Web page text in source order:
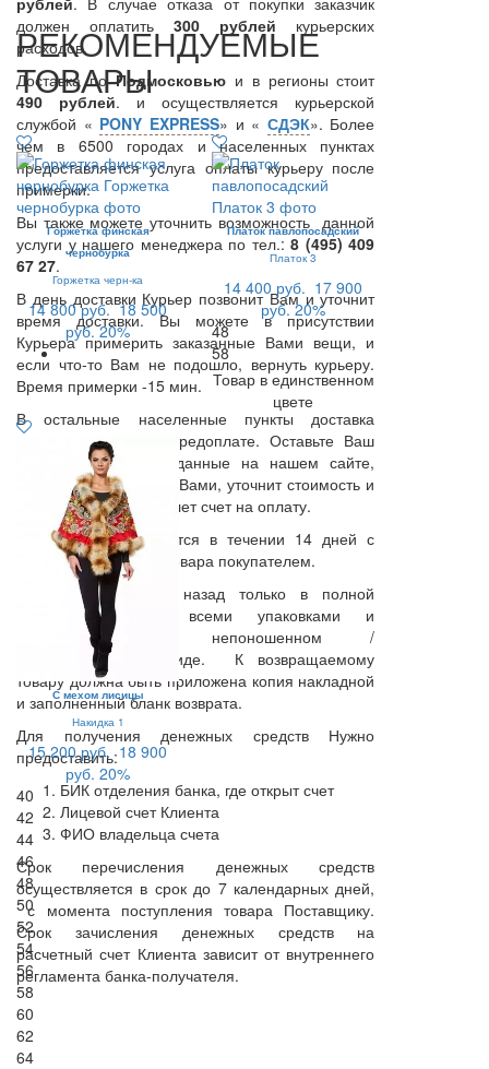
должен оплатить300 рублей курьерских
расходов.
Доставка поПодмосковью и в регионы стоит
490 рублей. и осуществляется курьерской
службой « PONY EXPRESS» и « СДЭК». Более
чем в 6500 городах и населенных пунктах
предоставляется услуга оплаты курьеру после
примерки.
Вы также можете уточнить возможность данной
услуги у нашего менеджера по тел.:8 (495) 409
67 27.
В день доставки Курьер позвонит Вам и уточнит
время доставки. Вы можете в присутствии
Курьера примерить заказанные Вами вещи, и
если что-то Вам не подошло, вернуть курьеру.
Время примерки -15 мин.
В остальные населенные пункты доставка
осуществляется по предоплате. Оставьте Ваш
заказ и контактные данные на нашем сайте,
менеджер свяжется с Вами, уточнит стоимость и
сроки доставки и вышлет счет на оплату.
Возврат осуществляется в течении 14 дней с
момента получения товара покупателем.
Товар принимается назад только в полной
комплектации, со всеми упаковками и
наклейками, в непоношенном /
неиспользованном виде. К возвращаемому
товару должна быть приложена копия накладной
и заполненный бланк возврата.
Для получения денежных средств Нужно
предоставить:
БИК отделения банка, где открыт счет
Лицевой счет Клиента
ФИО владельца счета
Срок перечисления денежных средств
осуществляется в срок до 7 календарных дней,
с момента поступления товара Поставщику.
Срок зачисления денежных средств на
расчетный счет Клиента зависит от внутреннего
регламента банка-получателя.
РЕКОМЕНДУЕМЫЕ
ТОВАРЫ
Горжетка финская
чернобурка
Горжетка черн-ка
14 800 руб. 18 500
руб. 20%
Платок павлопосадский
Платок 3
14 400 руб. 17 900
руб. 20%
48
58
Товар в единственном
цвете
С мехом лисицы
Накидка 1
15 200 руб. 18 900
руб. 20%
40
42
44
46
48
50
52
54
56
58
60
62
64